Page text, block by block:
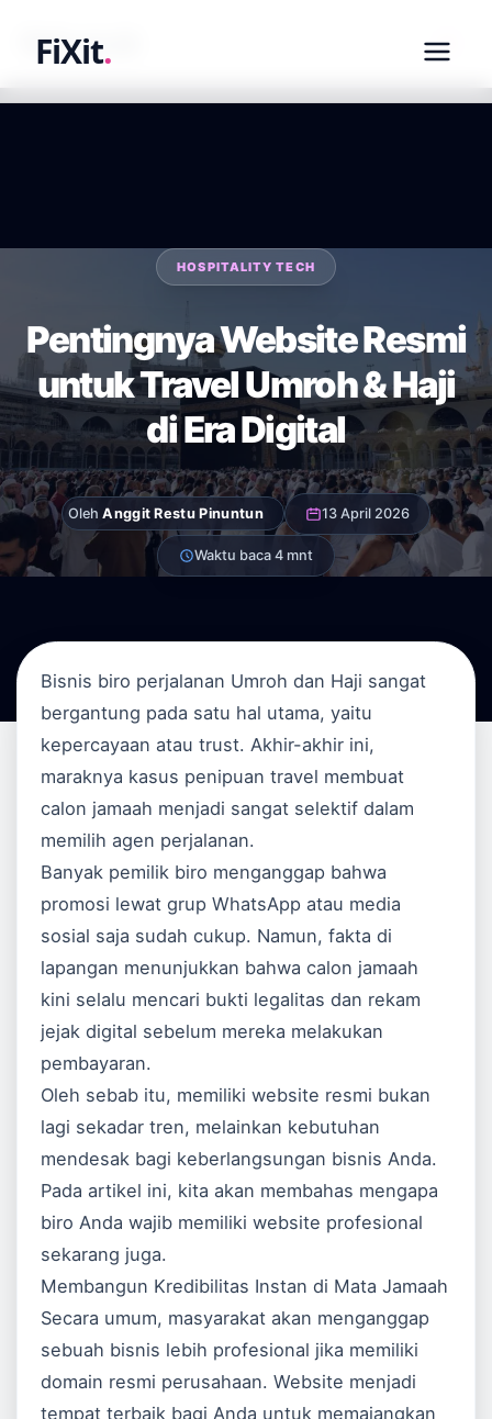
FiXit.
fixit.co.id
HOSPITALITY TECH
Pentingnya Website Resmi
untuk Travel Umroh & Haji
di Era Digital
OlehAnggit Restu Pinuntun 13 April 2026
Waktu baca 4 mnt
Bisnis biro perjalanan Umroh dan Haji sangat
bergantung pada satu hal utama, yaitu
kepercayaan atau trust. Akhir-akhir ini,
maraknya kasus penipuan travel membuat
calon jamaah menjadi sangat selektif dalam
memilih agen perjalanan.
Banyak pemilik biro menganggap bahwa
promosi lewat grup WhatsApp atau media
sosial saja sudah cukup. Namun, fakta di
lapangan menunjukkan bahwa calon jamaah
kini selalu mencari bukti legalitas dan rekam
jejak digital sebelum mereka melakukan
pembayaran.
Oleh sebab itu, memiliki website resmi bukan
lagi sekadar tren, melainkan kebutuhan
mendesak bagi keberlangsungan bisnis Anda.
Pada artikel ini, kita akan membahas mengapa
biro Anda wajib memiliki website profesional
sekarang juga.
Membangun Kredibilitas Instan di Mata Jamaah
Secara umum, masyarakat akan menganggap
sebuah bisnis lebih profesional jika memiliki
domain resmi perusahaan. Website menjadi
tempat terbaik bagi Anda untuk memajangkan